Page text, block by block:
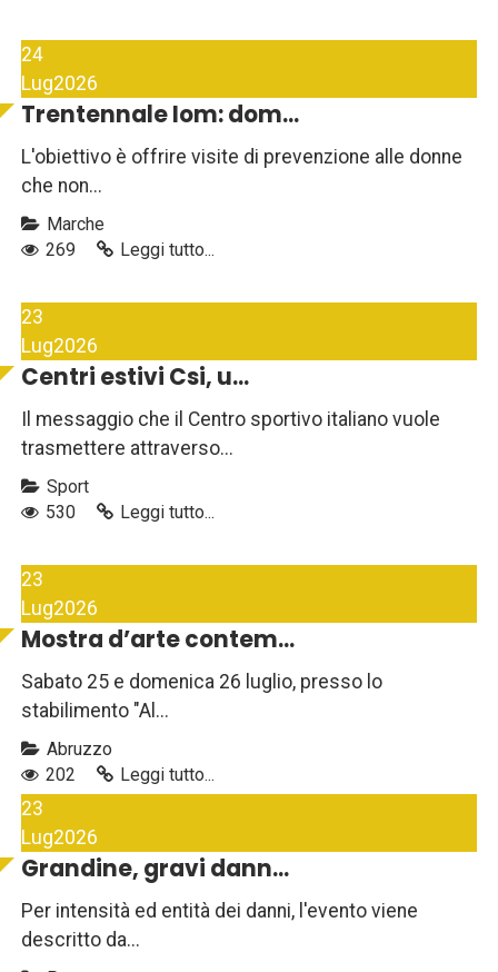
24
Lug2026
Trentennale Iom: dom...
L'obiettivo è offrire visite di prevenzione alle donne
che non...
Marche
269
Leggi tutto...
23
Lug2026
Centri estivi Csi, u...
Il messaggio che il Centro sportivo italiano vuole
trasmettere attraverso...
Sport
530
Leggi tutto...
23
Lug2026
Mostra d’arte contem...
Sabato 25 e domenica 26 luglio, presso lo
stabilimento "Al...
Abruzzo
202
Leggi tutto...
23
Lug2026
Grandine, gravi dann...
Per intensità ed entità dei danni, l'evento viene
descritto da...